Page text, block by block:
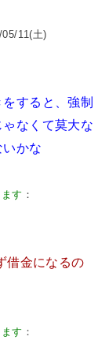
05/11(土)
すると、強制
なくて莫大な
かな
す ：
借金になるの
す ：